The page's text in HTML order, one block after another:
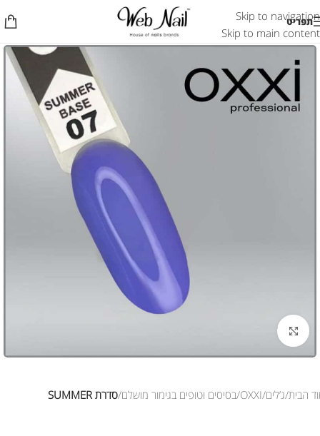
Skip to navigation
Skip to main content
תפריט
אזל המלאי
לחץ להגדלת התמונה
הבית ג’לים OXXI בסיסים וטופים בגימור מושלם סדרת SUMMER